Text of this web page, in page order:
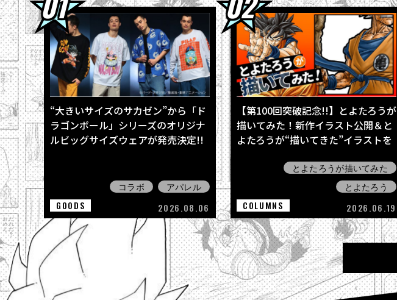
“大きいサイズのサカゼン”から「ド
ラゴンボール」シリーズのオリジナ
ルビッグサイズウェアが発売決定!!
コラボ
アパレル
GOODS
2026.08.06
【第100回突破記念!!】とよたろうが
描いてみた！新作イラスト公開＆と
よたろうが“描いてきた”イラストを
とよたろうが描いてみた
とよたろう
COLUMNS
2026.06.19